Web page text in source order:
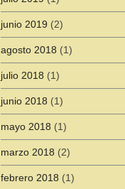
junio 2019 (2)
agosto 2018 (1)
julio 2018 (1)
junio 2018 (1)
mayo 2018 (1)
marzo 2018 (2)
febrero 2018 (1)